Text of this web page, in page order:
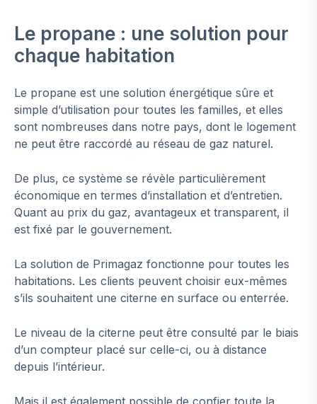
Le propane : une solution pour
chaque habitation
Le propane est une solution énergétique sûre et
simple d’utilisation pour toutes les familles, et elles
sont nombreuses dans notre pays, dont le logement
ne peut être raccordé au réseau de gaz naturel.
De plus, ce système se révèle particulièrement
économique en termes d’installation et d’entretien.
Quant au prix du gaz, avantageux et transparent, il
est fixé par le gouvernement.
La solution de Primagaz fonctionne pour toutes les
habitations. Les clients peuvent choisir eux-mêmes
s’ils souhaitent une citerne en surface ou enterrée.
Le niveau de la citerne peut être consulté par le biais
d’un compteur placé sur celle-ci, ou à distance
depuis l’intérieur.
Mais il est également possible de confier toute la